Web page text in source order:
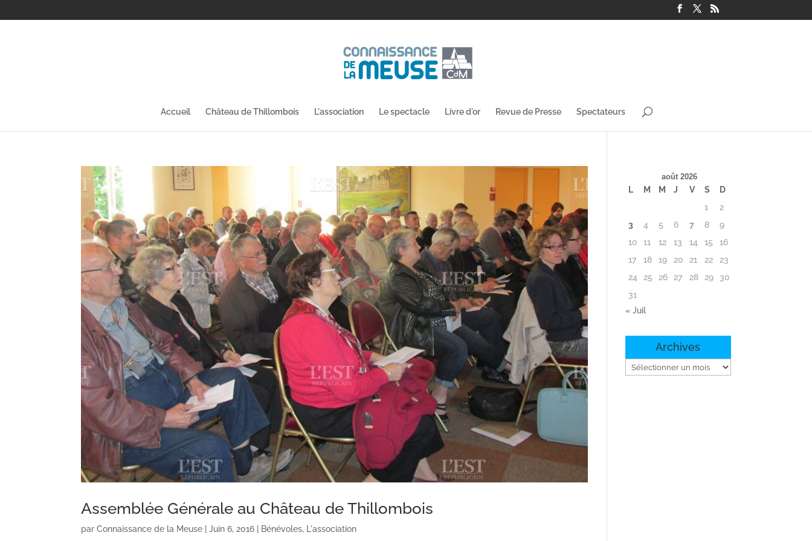
Accueil Château de Thillombois L'association Le spectacle Livre d'or Revue de Presse Spectateurs
Assemblée Générale au Château de Thillombois
parConnaissance de la Meuse |Juin 6, 2016 Bénévoles, L'association
août 2026
L M M J V S
D
1
2
3
4 5 6 7 8
9
10
11 12 13 14 15
16
17
18 19 20 21 22
23
24
25 26 27 28 29
30
31
« Juil
Archives
Archives